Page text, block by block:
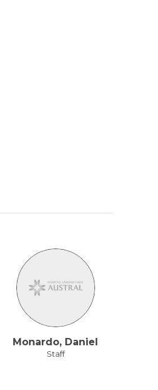
Monardo, Daniel
Staff